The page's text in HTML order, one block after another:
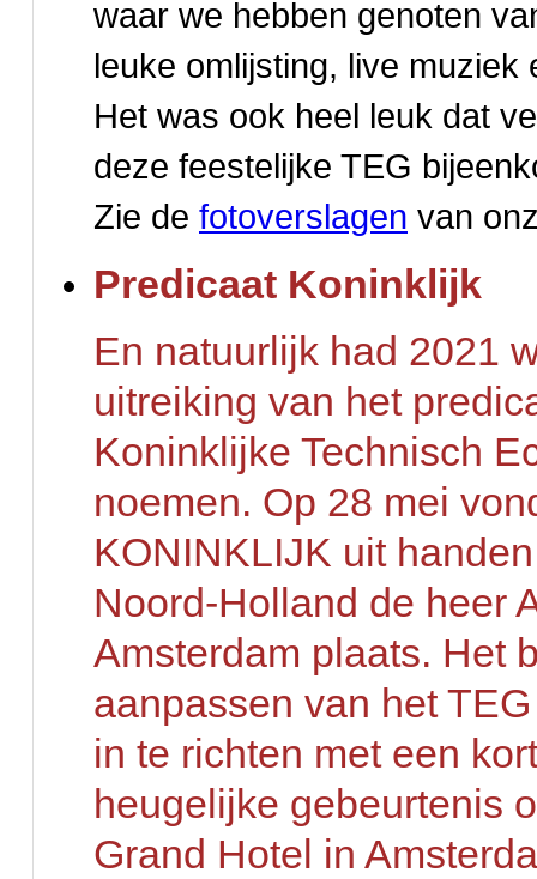
waar we hebben genoten
leuke omlijsting, live muziek
Het was ook heel leuk dat
deze feestelijke TEG
Zie de fotoverslagen van
Predicaat Koninklijk
En natuurlijk had 2021
uitreiking van het
Koninklijke Technisch
noemen. Op 28 mei
KONINKLIJK uit
Noord-Holland de heer
Amsterdam plaats. Het
aanpassen van het
in te richten met een
heugelijke gebeurtenis
Grand Hotel in